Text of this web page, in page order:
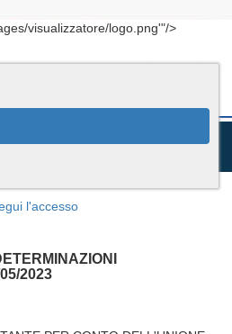
visualizzatore/logo.png'"/>
l'accesso
2023